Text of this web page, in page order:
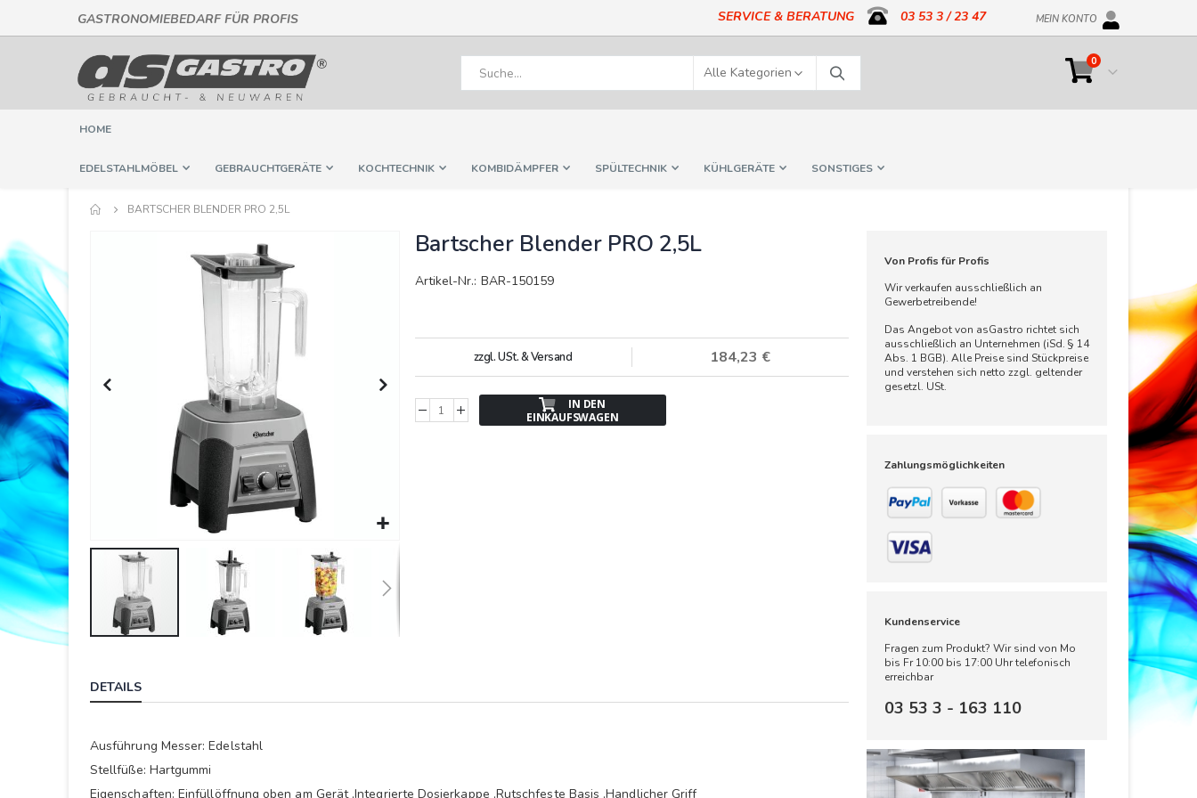
GASTRONOMIEBEDARF FÜR PROFIS
zum
Inhalt
SERVICE & BERATUNG 03 53 3 / 23 47 MEIN KONTO
Cart
0Artikel
Suche
HOME
EDELSTAHLMÖBEL GEBRAUCHTGERÄTE KOCHTECHNIK KOMBIDÄMPFER SPÜLTECHNIK KÜHLGERÄTE SONSTIGES
BARTSCHER BLENDER PRO 2,5L
Anfang
Bartscher Blender PRO 2,5L
Artikel-Nr.: BAR-150159
184,23 €
zzgl. USt. & Versand
IN DEN
EINKAUFSWAGEN
DETAILS
Ausführung Messer: Edelstahl
Stellfüße: Hartgummi
Eigenschaften: Einfüllöffnung oben am Gerät ,Integrierte Dosierkappe ,Rutschfeste Basis ,Handlicher Griff
Von Profis für Profis
Wir verkaufen ausschließlich an
Gewerbetreibende!
Das Angebot von asGastro richtet sich
ausschließlich an Unternehmen (iSd. § 14
Abs. 1 BGB). Alle Preise sind Stückpreise
und verstehen sich netto zzgl. geltender
gesetzl. USt.
Zahlungsmöglichkeiten
Kundenservice
Fragen zum Produkt? Wir sind von Mo
bis Fr 10:00 bis 17:00 Uhr telefonisch
erreichbar
03 53 3 - 163 110